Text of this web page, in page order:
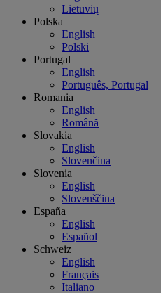
Lietuvių
Polska
English
Polski
Portugal
English
Português, Portugal
Romania
English
Română
Slovakia
English
Slovenčina
Slovenia
English
Slovenščina
España
English
Español
Schweiz
English
Français
Italiano